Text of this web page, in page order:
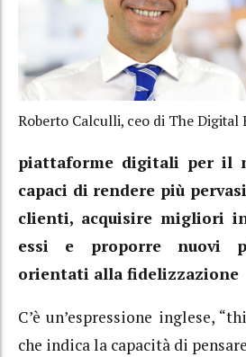
Roberto Calculli, ceo di The Digital
piattaforme digitali per il
capaci di rendere più
clienti, acquisire migliori
essi e proporre nuovi
orientati alla fidelizzazione
C’è un’espressione inglese,
che indica la capacità di